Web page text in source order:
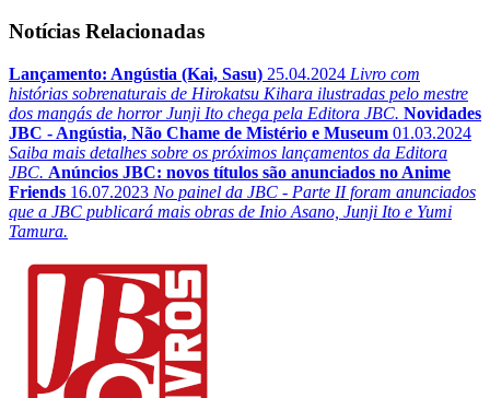
Notícias Relacionadas
Lançamento: Angústia (Kai, Sasu) 25.04.2024 Livro com
histórias sobrenaturais de Hirokatsu Kihara ilustradas pelo mestre
dos mangás de horror Junji Ito chega pela Editora JBC. Novidades
JBC - Angústia, Não Chame de Mistério e Museum 01.03.2024
Saiba mais detalhes sobre os próximos lançamentos da Editora
JBC. Anúncios JBC: novos títulos são anunciados no Anime
Friends 16.07.2023 No painel da JBC - Parte II foram anunciados
que a JBC publicará mais obras de Inio Asano, Junji Ito e Yumi
Tamura.